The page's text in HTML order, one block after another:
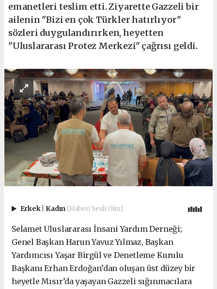
emanetleri teslim etti. Ziyarette Gazzeli bir
ailenin "Bizi en çok Türkler hatırlıyor"
sözleri duygulandırırken, heyetten
"Uluslararası Protez Merkezi" çağrısı geldi.
Erkek Kadın (Haberi Sesli Oku)
Selamet Uluslararası İnsani Yardım Derneği;
Genel Başkan Harun Yavuz Yılmaz, Başkan
Yardımcısı Yaşar Birgül ve Denetleme Kurulu
Başkanı Erhan Erdoğan’dan oluşan üst düzey bir
heyetle Mısır’da yaşayan Gazzeli sığınmacılara